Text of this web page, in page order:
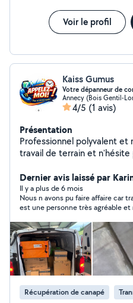
Voir le profil
Kaiss Gumus
Votre dépanneur de
Annecy (Bois Gentil-
4/5 (1 avis)
Présentation
Professionnel polyvalent et
travail de terrain et
m'adapter à différents
rigueur. Fort de 3 ans d'expérience en maçonnerie, je
suis titulaire d'un CAP
que d'un titre de maître artisan. Je dispose
d'une solide expérience en
notamment pour le
fragiles, nécessitant soin et
également intervenir pour
plomberie, grâce à un
qualifié, proposant des
rapport qualité-prix.
Dernier avis laissé par
Il y a plus de 6 mois
Nous n avons pu faire affaire car
est une personne très agréable
Récupération de canapé